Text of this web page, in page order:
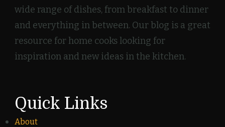
wide range of dishes, from breakfast to dinner
and everything in between. Our blog is a great
resource for home cooks looking for
inspiration and new ideas in the kitchen.
Quick Links
About